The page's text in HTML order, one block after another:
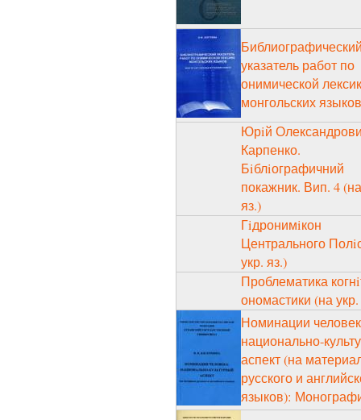
указатель работ по
онимической
монгольских языков
Юрiй
Карпенко.
Бiблiографичний
покажник. Вип. 4
яз.)
Гiдронимiкон
Центрального
укр. яз.)
Проблематика
ономастики (на укр.
Номинации
национально-
аспект (на
русского и
языков):